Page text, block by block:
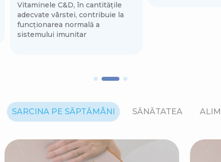
Vitaminele C&D, în cantitățile
adecvate vârstei, contribuie la
funcționarea normală a
sistemului imunitar
SARCINA PE SĂPTĂMÂNI SĂNĂTATEA